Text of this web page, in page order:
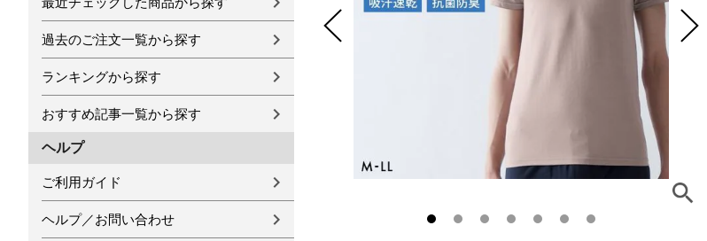
過去のご注文一覧から探す
ランキングから探す
おすすめ記事一覧から探す
ヘルプ
ご利用ガイド
ヘルプ／お問い合わせ